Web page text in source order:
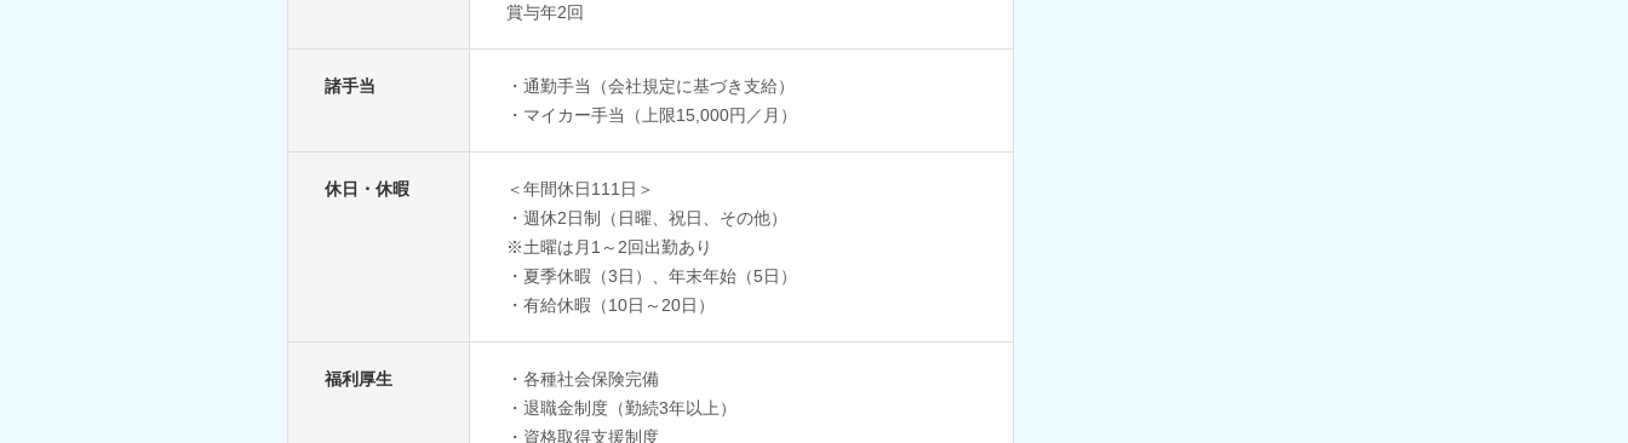
賞与年2回
諸手当
・通勤手当（会社規定に基づき支給）
・マイカー手当（上限15,000円／月）
休日・休暇
＜年間休日111日＞
・週休2日制（日曜、祝日、その他）
※土曜は月1～2回出勤あり
・夏季休暇（3日）、年末年始（5日）
・有給休暇（10日～20日）
福利厚生
・各種社会保険完備
・退職金制度（勤続3年以上）
・資格取得支援制度